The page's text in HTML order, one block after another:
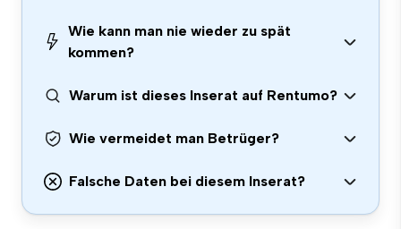
Wie kann man nie wieder zu spät
kommen?
Warum ist dieses Inserat auf Rentumo?
Wie vermeidet man Betrüger?
Falsche Daten bei diesem Inserat?